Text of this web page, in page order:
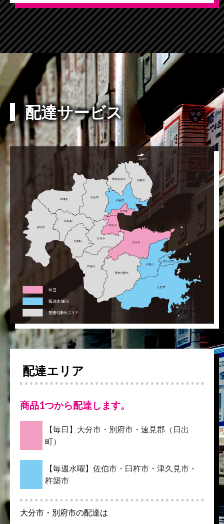
配達サービス
配達エリア
商品1つから配達します。
【毎日】大分市・別府市・速見郡（日出
町）
【毎週水曜】佐伯市・臼杵市・津久見市・
杵築市
大分市・別府市の配達は